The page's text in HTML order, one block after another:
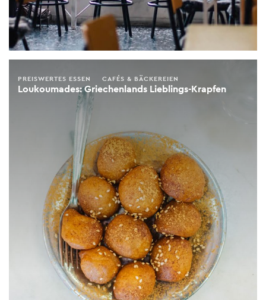
Loukoumades: Griechenlands Lieblings-Krapfen
PREISWERTES ESSEN CAFÉS & BÄCKEREIEN